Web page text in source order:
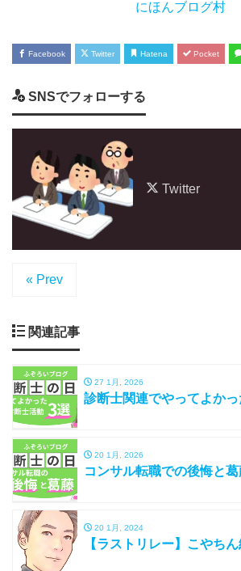
にほんブログ村
Facebook Twitter Hatena Pocket
SNSでフォローする
Twitter
« Prev
関連記事
27 1月, 2026
診断士関連でやってよか
20 1月, 2026
コンサル転職での後悔と葛
20 1月, 2024
【ラストリレー】こやち